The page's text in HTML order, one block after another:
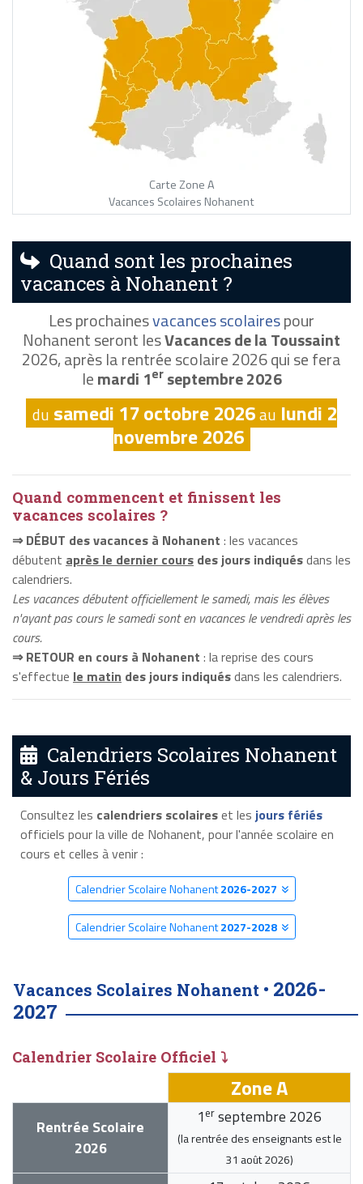
Carte Zone A
Vacances Scolaires Nohanent
Quand sont les prochaines
vacances à Nohanent ?
Les prochainesvacances scolairespour
Nohanent seront lesVacances de la Toussaint
2026, après la rentrée scolaire 2026 qui se fera
lemardi 1erseptembre 2026
du samedi 17 octobre 2026au lundi 2
novembre 2026
Quand commencent et finissent les
vacances scolaires ?
⇒ DÉBUT des vacances à Nohanent : les vacances
débutent après le dernier cours des jours indiquésdans les
calendriers.
Les vacances débutent officiellement le samedi, mais les élèves
n'ayant pas cours le samedi sont en vacances le vendredi après les
cours.
⇒ RETOUR en cours à Nohanent : la reprise des cours
s'effectue le matin des jours indiquésdans les calendriers.
Calendriers Scolaires Nohanent
& Jours Fériés
Consultez les calendriers scolaireset les jours fériés
officiels pour la ville de Nohanent, pour l'année scolaire en
cours et celles à venir :
Calendrier Scolaire Nohanent2026-2027
Calendrier Scolaire Nohanent2027-2028
Vacances Scolaires Nohanent • 2026-
2027
Calendrier Scolaire Officiel ⤵
Zone A
Rentrée Scolaire
2026
1 er septembre 2026
(la rentrée des enseignants est le
31 août 2026)